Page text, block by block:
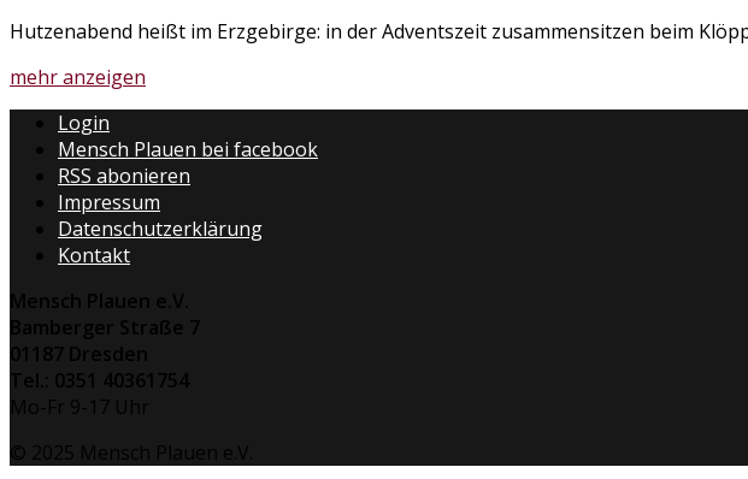
Hutzenabend heißt im Erzgebirge: in der Adventszeit zusammensitzen beim
mehr anzeigen
Login
Mensch Plauen bei facebook
RSS abonieren
Impressum
Datenschutzerklärung
Kontakt
Mensch Plauen e.V.
Bamberger Straße 7
01187 Dresden
Tel.: 0351 40361754
Mo-Fr 9-17 Uhr
© 2025 Mensch Plauen e.V.